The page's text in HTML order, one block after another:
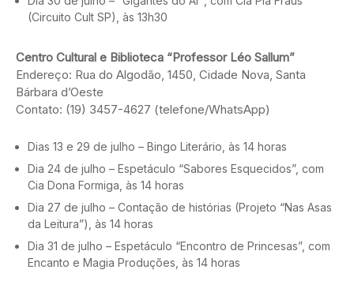
(Circuito Cult SP), às 13h30
Centro Cultural e Biblioteca “Professor Léo Sallum”
Endereço: Rua do Algodão, 1450, Cidade Nova, Santa
Bárbara d’Oeste
Contato: (19) 3457-4627 (telefone/WhatsApp)
Dias 13 e 29 de julho – Bingo Literário, às 14 horas
Dia 24 de julho – Espetáculo “Sabores Esquecidos”, com
Cia Dona Formiga, às 14 horas
Dia 27 de julho – Contação de histórias (Projeto “Nas Asas
da Leitura”), às 14 horas
Dia 31 de julho – Espetáculo “Encontro de Princesas”, com
Encanto e Magia Produções, às 14 horas